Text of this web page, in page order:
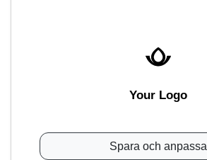
Your Logo
Spara och anpassa